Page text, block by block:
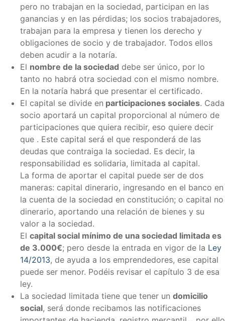
pero no trabajan en la sociedad, participan en las
ganancias y en las pérdidas; los socios trabajadores,
trabajan para la empresa y tienen los derecho y
obligaciones de socio y de trabajador. Todos ellos
deben acudir a la notaría.
El nombre de la sociedad debe ser único, por lo
tanto no habrá otra sociedad con el mismo nombre.
En la notaría habrá que presentar el certificado.
El capital se divide en participaciones sociales. Cada
socio aportará un capital proporcional al número de
participaciones que quiera recibir, eso quiere decir
que . Este capital será el que responderá de las
deudas que contraiga la sociedad. Es decir, la
responsabilidad es solidaria, limitada al capital.
La forma de aportar el capital puede ser de dos
maneras: capital dinerario, ingresando en el banco en
la cuenta de la sociedad en constitución; o capital no
dinerario, aportando una relación de bienes y su
valor a la sociedad.
El capital social mínimo de una sociedad limitada es
de 3.000€; pero desde la entrada en vigor de la Ley
14/2013, de ayuda a los emprendedores, ese capital
puede ser menor. Podéis revisar el capítulo 3 de esa
ley.
La sociedad limitada tiene que tener un domicilio
social, será donde recibamos las notificaciones